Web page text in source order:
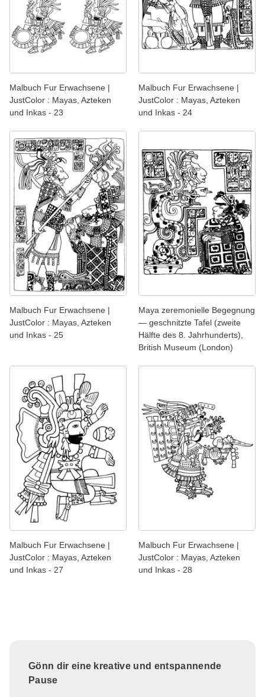
Malbuch Fur Erwachsene |
JustColor : Mayas, Azteken
und Inkas - 23
Malbuch Fur Erwachsene |
JustColor : Mayas, Azteken
und Inkas - 24
Malbuch Fur Erwachsene |
JustColor : Mayas, Azteken
und Inkas - 25
Maya zeremonielle Begegnung
— geschnitzte Tafel (zweite
Hälfte des 8. Jahrhunderts),
British Museum (London)
Malbuch Fur Erwachsene |
JustColor : Mayas, Azteken
und Inkas - 27
Malbuch Fur Erwachsene |
JustColor : Mayas, Azteken
und Inkas - 28
Gönn dir eine kreative und entspannende
Pause